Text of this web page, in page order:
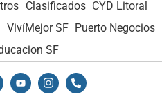
Clasificados CYD Litoral
VivíMejor SF Puerto Negocios
SF